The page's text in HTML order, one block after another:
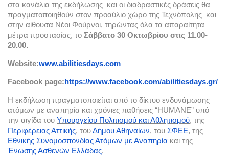
στα κανάλια της εκδήλωσης  και οι διαδραστικές δράσεις θα
πραγματοποιηθούν στον προαύλιο χώρο της Τεχνόπολης  και
στην αίθουσα Νέοι Φούρνοι, τηρώντας όλα τα απαραίτητα
μέτρα προστασίας, το Σάββατο 30 Οκτωβρίου στις 11.00-
20.00.
Website:www.abilitiesdays.com
Facebook page: https://www.facebook.com/abilitiesdays.gr/
Η εκδήλωση πραγματοποιείται από το δίκτυο ενδυνάμωσης
ατόμων με αναπηρία και χρόνιες παθήσεις “HUMANE” υπό
την αιγίδα του Υπουργείου Πολιτισμού και Αθλητισμού
Περιφέρειας Αττικής, του Δήμου Αθηναίων, του ΣΦΕΕ
Εθνικής Συνομοσπονδίας Ατόμων με Αναπηρία
Ένωσης Ασθενών Ελλάδας.